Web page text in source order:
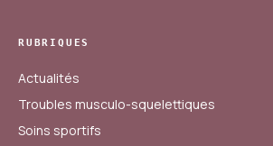
RUBRIQUES
Actualités
Troubles musculo-squelettiques
Soins sportifs